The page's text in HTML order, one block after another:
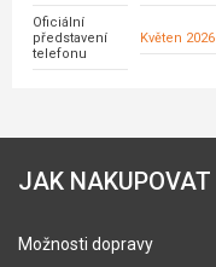
Oficiální
představení
telefonu
Květen 2026
JAK NAKUPOVAT
Možnosti dopravy